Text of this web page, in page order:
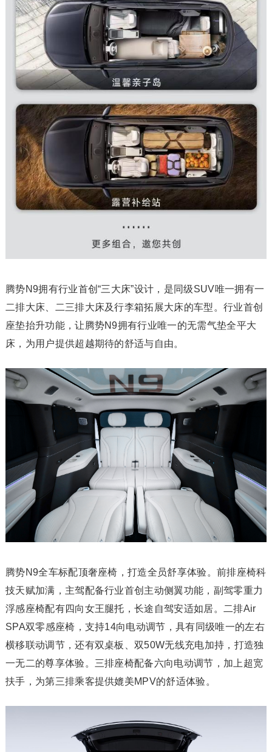
腾势N9拥有行业首创“三大床”设计，是同级SUV唯一拥有一
二排大床、二三排大床及行李箱拓展大床的车型。行业首创
座垫抬升功能，让腾势N9拥有行业唯一的无需气垫全平大
床，为用户提供超越期待的舒适与自由。
腾势N9全车标配顶奢座椅，打造全员舒享体验。前排座椅科
技天赋加满，主驾配备行业首创主动侧翼功能，副驾零重力
浮感座椅配有四向女王腿托，长途自驾安适如居。二排Air
SPA双零感座椅，支持14向电动调节，具有同级唯一的左右
横移联动调节，还有双桌板、双50W无线充电加持，打造独
一无二的尊享体验。三排座椅配备六向电动调节，加上超宽
扶手，为第三排乘客提供媲美MPV的舒适体验。